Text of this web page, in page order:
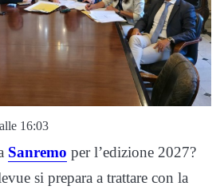
16:03
Sanremo per l’edizione 2027?
si prepara a trattare con la